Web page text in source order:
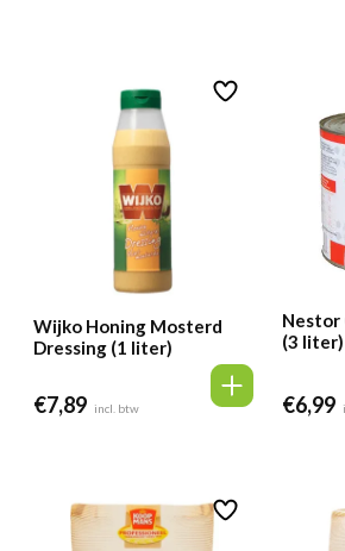
Wijko Honing Mosterd
Dressing (1 liter)
€7,89 incl. btw
Nestor
(3 liter)
€6,99